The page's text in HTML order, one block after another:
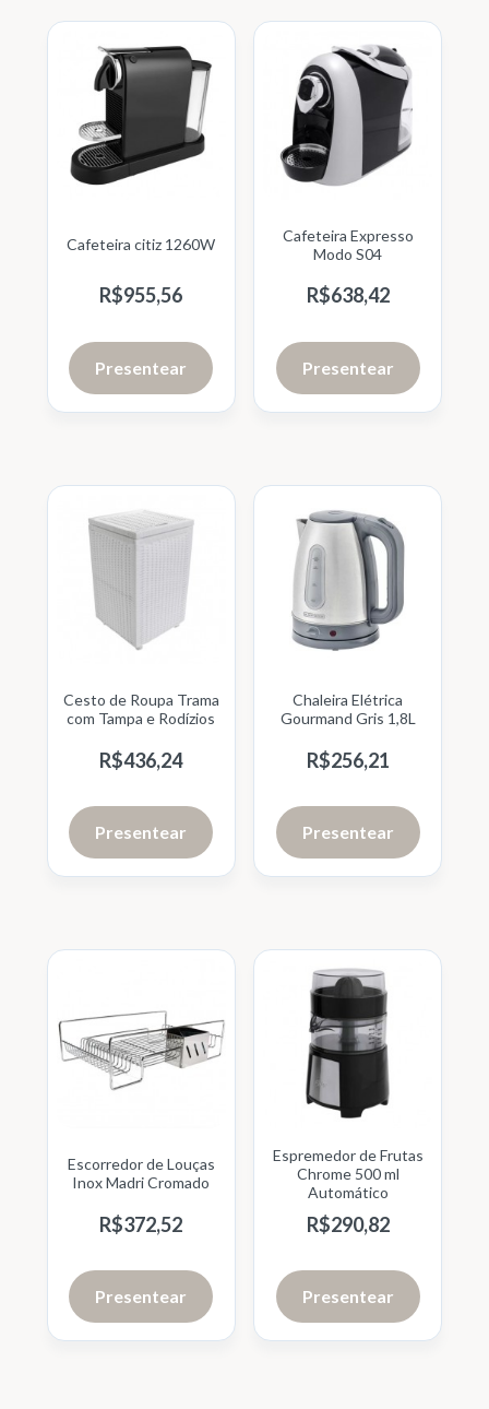
Cafeteira citiz 1260W
R$955,56
Presentear
Cafeteira Expresso
Modo S04
R$638,42
Presentear
Cesto de Roupa Trama
com Tampa e Rodízios
R$436,24
Presentear
Chaleira Elétrica
Gourmand Gris 1,8L
R$256,21
Presentear
Escorredor de Louças
Inox Madri Cromado
R$372,52
Presentear
Espremedor de Frutas
Chrome 500 ml
Automático
R$290,82
Presentear